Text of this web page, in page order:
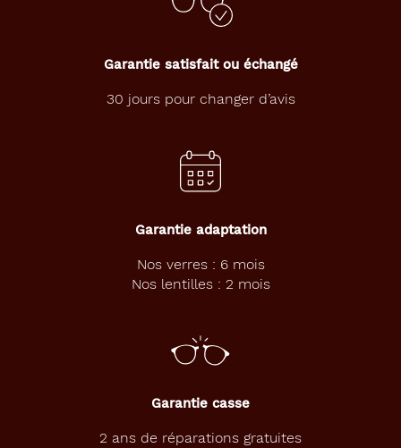
Garantie satisfait ou échangé
30 jours pour changer d’avis
Garantie adaptation
Nos verres : 6 mois
Nos lentilles : 2 mois
Garantie casse
2 ans de réparations gratuites